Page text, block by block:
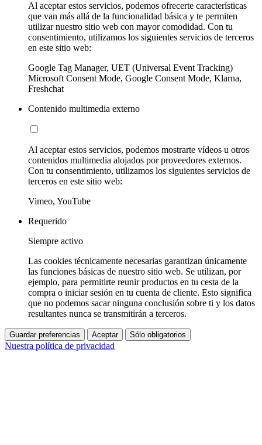
Al aceptar estos servicios, podemos ofrecerte características
que van más allá de la funcionalidad básica y te permiten
utilizar nuestro sitio web con mayor comodidad. Con tu
consentimiento, utilizamos los siguientes servicios de terceros
en este sitio web:
Google Tag Manager, UET (Universal Event Tracking)
Microsoft Consent Mode, Google Consent Mode, Klarna,
Freshchat
Contenido multimedia externo
Al aceptar estos servicios, podemos mostrarte vídeos u otros
contenidos multimedia alojados por proveedores externos.
Con tu consentimiento, utilizamos los siguientes servicios de
terceros en este sitio web:
Vimeo, YouTube
Requerido
Siempre activo
Las cookies técnicamente necesarias garantizan únicamente
las funciones básicas de nuestro sitio web. Se utilizan, por
ejemplo, para permitirte reunir productos en tu cesta de la
compra o iniciar sesión en tu cuenta de cliente. Esto significa
que no podemos sacar ninguna conclusión sobre ti y los datos
resultantes nunca se transmitirán a terceros.
Guardar preferencias Aceptar Sólo obligatorios
Nuestra política de privacidad